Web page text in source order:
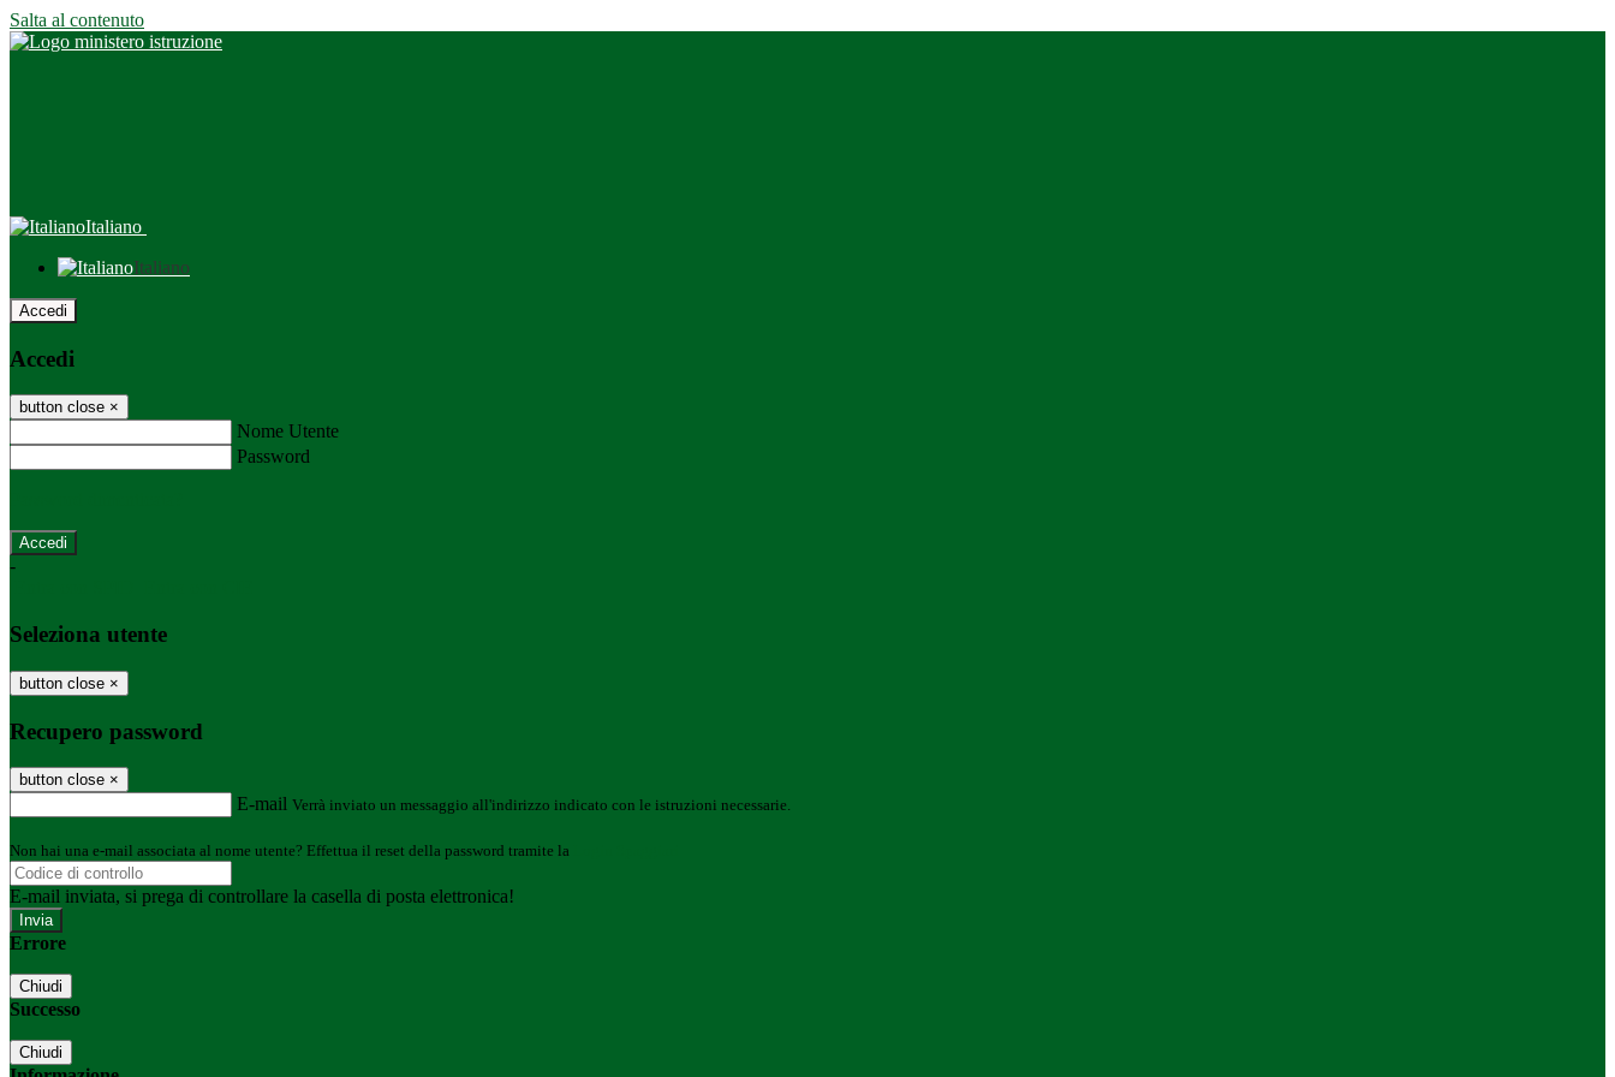
Salta al contenuto
Italiano
Italiano
Accedi
Accedi
button close ×
Nome Utente
Password
-
Seleziona utente
button close ×
Recupero password
button close ×
E-mail Verrà inviato un messaggio all'indirizzo indicato con le istruzioni necessarie.
Non hai una e-mail associata al nome utente? Effettua il reset della password tramite la
E-mail inviata, si prega di controllare la casella di posta elettronica!
Errore
Chiudi
Successo
Chiudi